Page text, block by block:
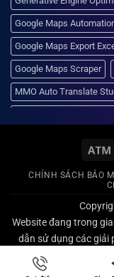
Google Maps
Google Maps Export
Google Maps Scraper
MMO Auto Translate
phần mềm dịch video AI
phần mềm lấy data
phần mềm quét Google
phần mềm đọc văn bản
CHÍNH SÁCH BẢO
Website đang trong
dẫn sử dụng các giải
được kích hoạt để
cho